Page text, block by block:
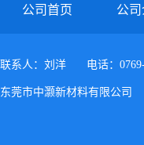
公司首页 公
联系人：刘洋 电话：
东莞市中灏新材料有限公司